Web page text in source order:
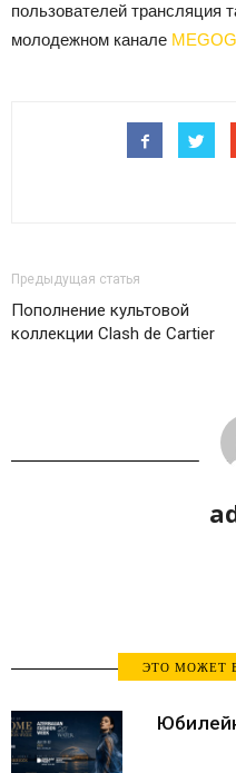
пользователей трансляция
молодежном канале
Предыдущая статья
Пополнение культовой
коллекции Clash de Cartier
ЭТО МОЖЕТ